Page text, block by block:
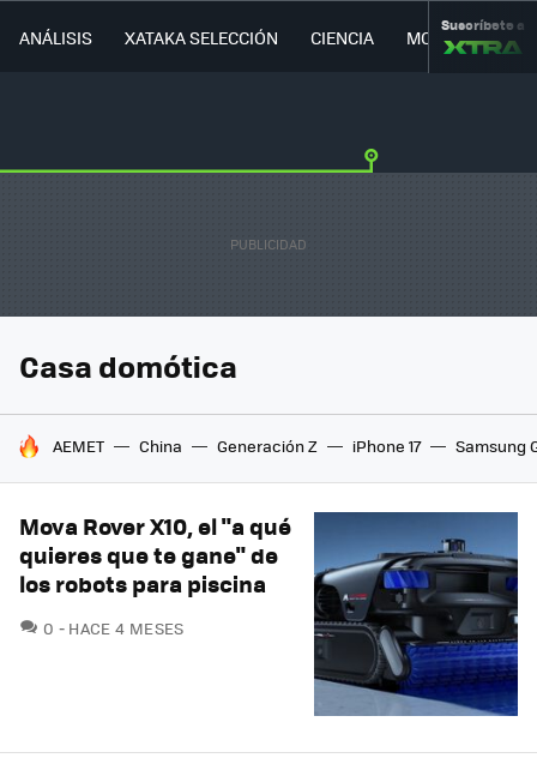
ANÁLISIS XATAKA SELECCIÓN CIENCIA MOVILIDAD
Suscríbete a
Casa domótica
HOY SE HABLA DE
AEMET China Generación Z iPhone 17 Samsung
Mova Rover X10, el "a qué
quieres que te gane" de
los robots para piscina
0 COMENTARIOS
HACE 4 MESES